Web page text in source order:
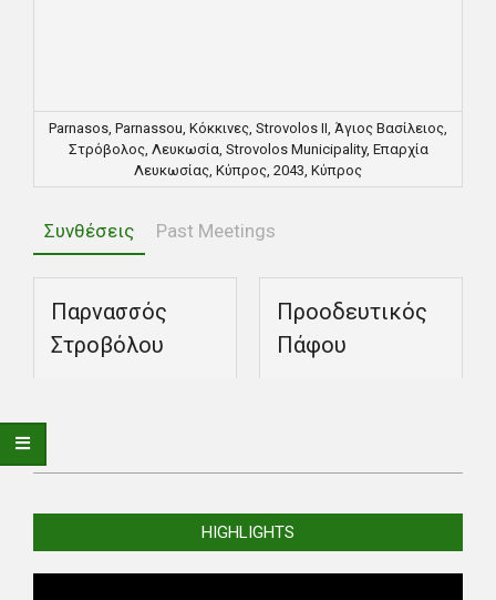
Parnasos, Parnassou, Κόκκινες, Strovolos II, Άγιος Βασίλειος,
Στρόβολος, Λευκωσία, Strovolos Municipality, Επαρχία
Λευκωσίας, Κύπρος, 2043, Κύπρος
Συνθέσεις Past Meetings
Παρνασσός
Στροβόλου
Προοδευτικός
Πάφου
10-
HIGHLIGHTS